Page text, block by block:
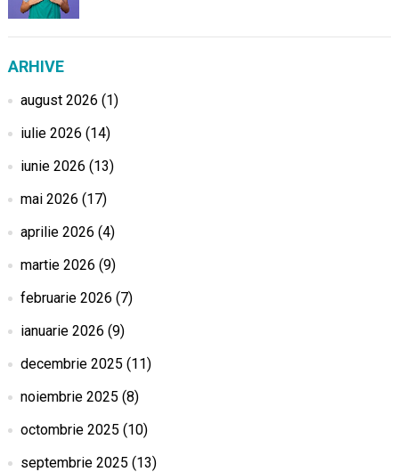
ARHIVE
august 2026 (1)
iulie 2026 (14)
iunie 2026 (13)
mai 2026 (17)
aprilie 2026 (4)
martie 2026 (9)
februarie 2026 (7)
ianuarie 2026 (9)
decembrie 2025 (11)
noiembrie 2025 (8)
octombrie 2025 (10)
septembrie 2025 (13)